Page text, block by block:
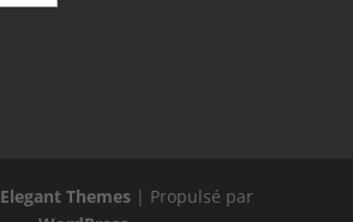
Elegant Themes| Propulsé par